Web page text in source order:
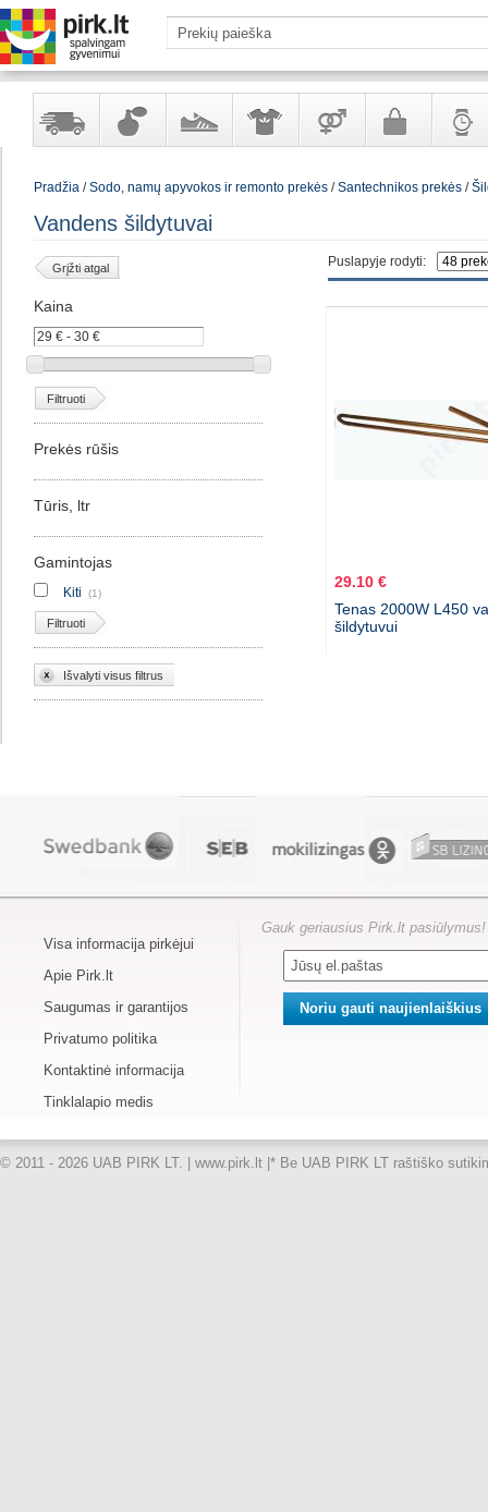
Yra
Kvepalai
kosmetika
Avalynė AprangaPrekės
Galanterija
Pradžia/Sodo, namų apyvokos ir remonto prekės/Santechnikos prekės/
Vandens šildytuvai
Puslapyje rodyti:
Grįžti atgal
Kaina
Filtruoti
Prekės rūšis
Tūris, ltr
Gamintojas
Kiti (1)
Filtruoti
Išvalyti visus filtrus
29.10 €
Tenas 2000W L450
šildytuvui
Visa informacija pirkėjui
Apie Pirk.lt
Saugumas ir garantijos
Privatumo politika
Kontaktinė informacija
Tinklalapio medis
Gauk geriausius Pirk.lt pasiūlymus!
© 2011 - 2026 UAB PIRK LT. | www.pirk.lt |* Be UAB PIRK LT raštiško